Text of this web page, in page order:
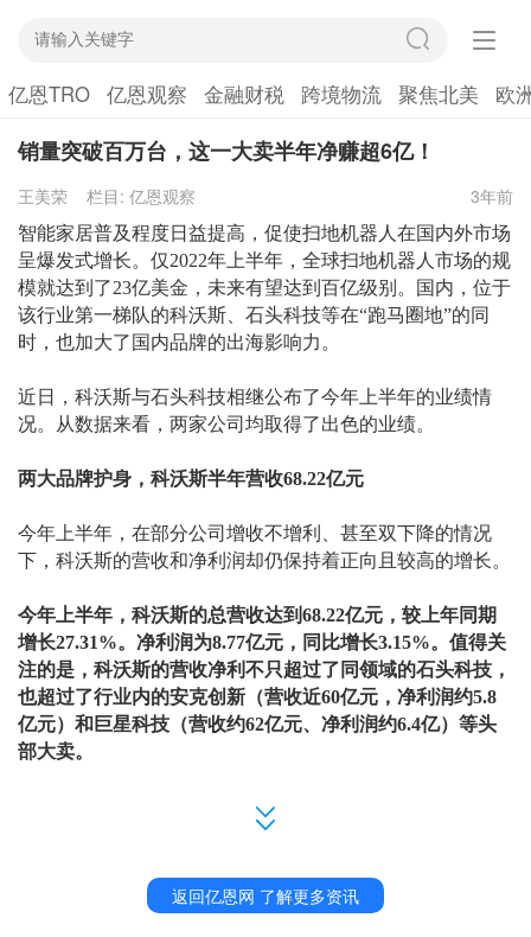
亿恩TRO 亿恩观察 金融财税 跨境物流 聚焦北美 欧
销量突破百万台，这一大卖半年净赚超6亿！
王美荣 栏目: 亿恩观察 3年前
智能家居普及程度日益提高，促使扫地机器人在国内外市场
呈爆发式增长。仅2022年上半年，全球扫地机器人市场的规
模就达到了23亿美金，未来有望达到百亿级别。国内，位于
该行业第一梯队的科沃斯、石头科技等在“跑马圈地”的同
时，也加大了国内品牌的出海影响力。
近日，科沃斯与石头科技相继公布了今年上半年的业绩情
况。从数据来看，两家公司均取得了出色的业绩。
两大品牌护身，科沃斯半年营收68.22亿元
今年上半年，在部分公司增收不增利、甚至双下降的情况
下，科沃斯的营收和净利润却仍保持着正向且较高的增长。
今年上半年，科沃斯的总营收达到68.22亿元，较上年同期
增长27.31%。净利润为8.77亿元，同比增长3.15%。值得关
注的是，科沃斯的营收净利不只超过了同领域的石头科技，
也超过了行业内的安克创新（营收近60亿元，净利润约5.8
亿元）和巨星科技（营收约62亿元、净利润约6.4亿）等头
部大卖。
返回亿恩网 了解更多资讯